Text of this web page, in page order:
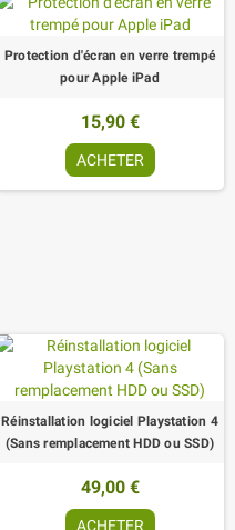
Protection d'écran en verre trempé
pour Apple iPad
15,90 €
ACHETER
Réinstallation logiciel Playstation 4
(Sans remplacement HDD ou SSD)
49,00 €
ACHETER